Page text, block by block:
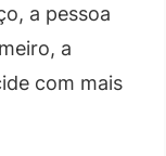
a pessoa
a
com mais